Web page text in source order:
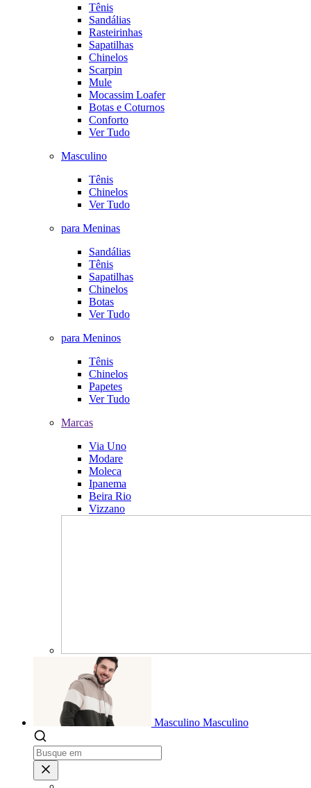
Tênis
Sandálias
Rasteirinhas
Sapatilhas
Chinelos
Scarpin
Mule
Mocassim Loafer
Botas e Coturnos
Conforto
Ver Tudo
Masculino
Tênis
Chinelos
Ver Tudo
para Meninas
Sandálias
Tênis
Sapatilhas
Chinelos
Botas
Ver Tudo
para Meninos
Tênis
Chinelos
Papetes
Ver Tudo
Marcas
Via Uno
Modare
Moleca
Ipanema
Beira Rio
Vizzano
Masculino Masculino